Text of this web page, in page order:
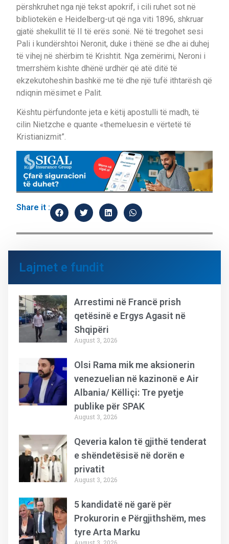
përshkruhet nga një tekst apokrif, i cili ruhet sot në
bibliotekën e Heidelberg-ut që nga viti 1896, shkruar
gjatë shekullit të II të erës sonë. Në të tregohet sesi
Pali i kundërshtoi Neronit, duke i thënë se dhe ai duhej
të vihej në shërbim të Krishtit. Nga zemërimi, Neroni i
tmerrshëm kishte dhënë urdhër që atë ditë të
ekzekutoheshin bashkë me të dhe një tufë ithtarësh që
ndiqnin mësimet e Palit.
Kështu përfundonte jeta e këtij apostulli të madh, të
cilin Nietzche e quante «themeluesin e vërtetë të
Kristianizmit”.
Share it :
Lajmet e fundit
Arrestimi në Francë prish
qetësinë e Ergys Agasit në
Shqipëri
August 3, 2026
Olsi Rama mik me aksionerin
venezuelian në kazinonë e Air
Albania/ Këlliçi: Tre pyetje
publike për SPAK
August 3, 2026
Qeveria kalon të gjithë tenderat
e shëndetësisë në dorën e
privatit
August 3, 2026
5 kandidatë në garë për
Prokurorin e Përgjithshëm, mes
tyre Arta Marku
August 3, 2026